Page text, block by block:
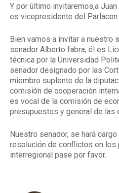
Y por último invitaremos,a
es vicepresidente del Parlacen
Bien vamos a invitar a nuestro
senador Alberto fabra, él es
técnica por la Universidad
senador designado por las
miembro suplente de la
comisión de cooperación
es vocal de la comisión de
presupuestos y general de las
Nuestro senador, se hará
resolución de conflictos en los
interregional pase por favor.